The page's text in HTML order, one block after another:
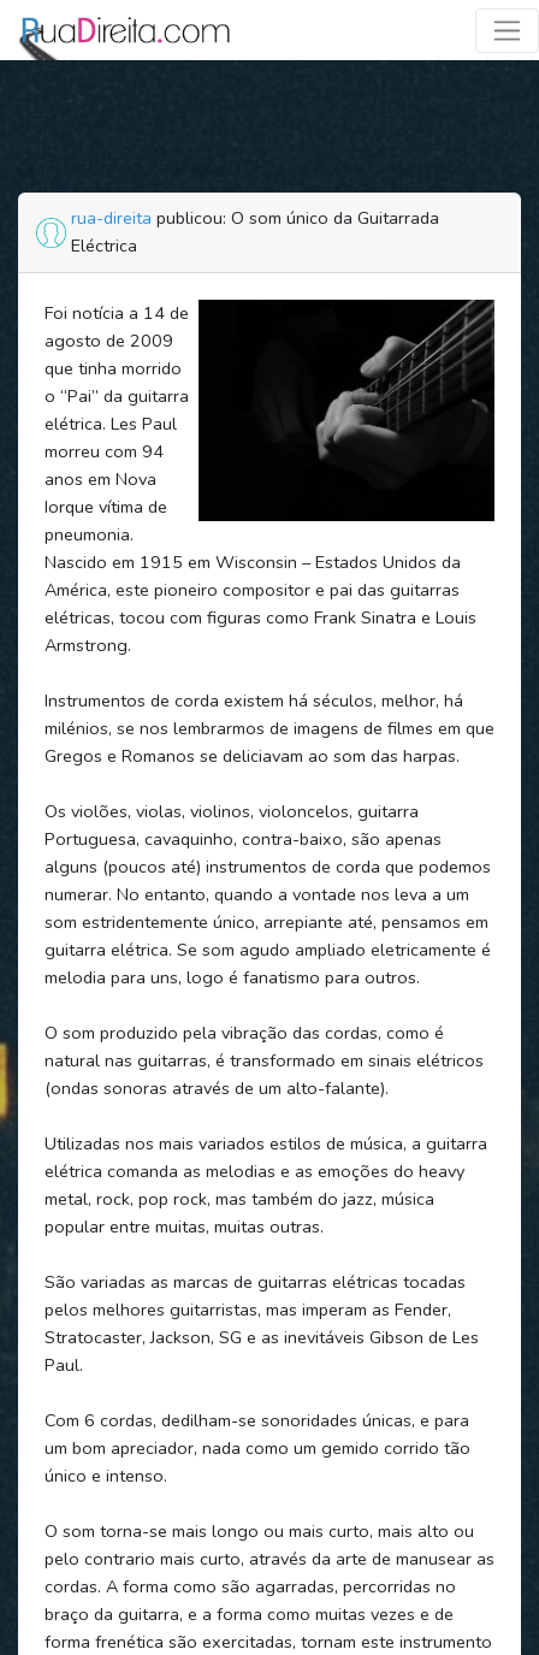
rua-direita publicou: O som único da Guitarrada
Eléctrica
Foi notícia a 14 de
agosto de 2009
que tinha morrido
o “Pai” da guitarra
elétrica. Les Paul
morreu com 94
anos em Nova
Iorque vítima de
pneumonia.
Nascido em 1915 em Wisconsin – Estados Unidos da
América, este pioneiro compositor e pai das guitarras
elétricas, tocou com figuras como Frank Sinatra e Louis
Armstrong.
Instrumentos de corda existem há séculos, melhor, há
milénios, se nos lembrarmos de imagens de filmes em que
Gregos e Romanos se deliciavam ao som das harpas.
Os violões, violas, violinos, violoncelos, guitarra
Portuguesa, cavaquinho, contra-baixo, são apenas
alguns (poucos até) instrumentos de corda que podemos
numerar. No entanto, quando a vontade nos leva a um
som estridentemente único, arrepiante até, pensamos em
guitarra elétrica. Se som agudo ampliado eletricamente é
melodia para uns, logo é fanatismo para outros.
O som produzido pela vibração das cordas, como é
natural nas guitarras, é transformado em sinais elétricos
(ondas sonoras através de um alto-falante).
Utilizadas nos mais variados estilos de música, a guitarra
elétrica comanda as melodias e as emoções do heavy
metal, rock, pop rock, mas também do jazz, música
popular entre muitas, muitas outras.
São variadas as marcas de guitarras elétricas tocadas
pelos melhores guitarristas, mas imperam as Fender,
Stratocaster, Jackson, SG e as inevitáveis Gibson de Les
Paul.
Com 6 cordas, dedilham-se sonoridades únicas, e para
um bom apreciador, nada como um gemido corrido tão
único e intenso.
O som torna-se mais longo ou mais curto, mais alto ou
pelo contrario mais curto, através da arte de manusear as
cordas. A forma como são agarradas, percorridas no
braço da guitarra, e a forma como muitas vezes e de
forma frenética são exercitadas, tornam este instrumento